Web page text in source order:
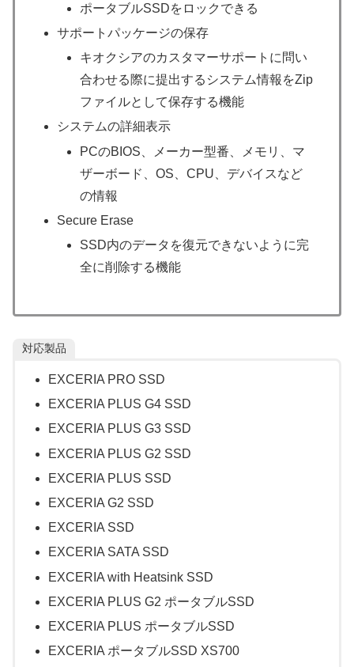
ポータブルSSDをロックできる
サポートパッケージの保存
キオクシアのカスタマーサポートに問い
合わせる際に提出するシステム情報をZip
ファイルとして保存する機能
システムの詳細表示
PCのBIOS、メーカー型番、メモリ、マ
ザーボード、OS、CPU、デバイスなど
の情報
Secure Erase
SSD内のデータを復元できないように完
全に削除する機能
対応製品
EXCERIA PRO SSD
EXCERIA PLUS G4 SSD
EXCERIA PLUS G3 SSD
EXCERIA PLUS G2 SSD
EXCERIA PLUS SSD
EXCERIA G2 SSD
EXCERIA SSD
EXCERIA SATA SSD
EXCERIA with Heatsink SSD
EXCERIA PLUS G2 ポータブルSSD
EXCERIA PLUS ポータブルSSD
EXCERIA ポータブルSSD XS700